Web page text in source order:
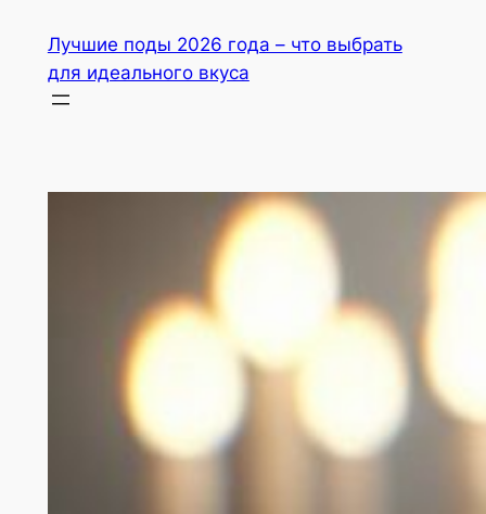
вмісту
Лучшие поды 2026 года – что выбрать
для идеального вкуса